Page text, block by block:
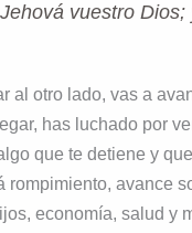
Jehová vuestro
al otro lado, vas a
has luchado por
que te detiene y
rompimiento, avance
economía, salud y